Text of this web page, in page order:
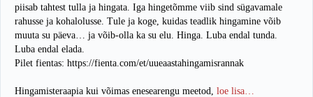
piisab tahtest tulla ja hingata. Iga hingetõmme viib sind sügavamale
rahusse ja kohalolusse. Tule ja koge, kuidas teadlik hingamine võib
muuta su päeva… ja võib-olla ka su elu. Hinga. Luba endal tunda.
Luba endal elada.
Pilet fientas: https://fienta.com/et/uueaastahingamisrannak
Hingamisteraapia kui võimas enesearengu meetod, loe lisa…